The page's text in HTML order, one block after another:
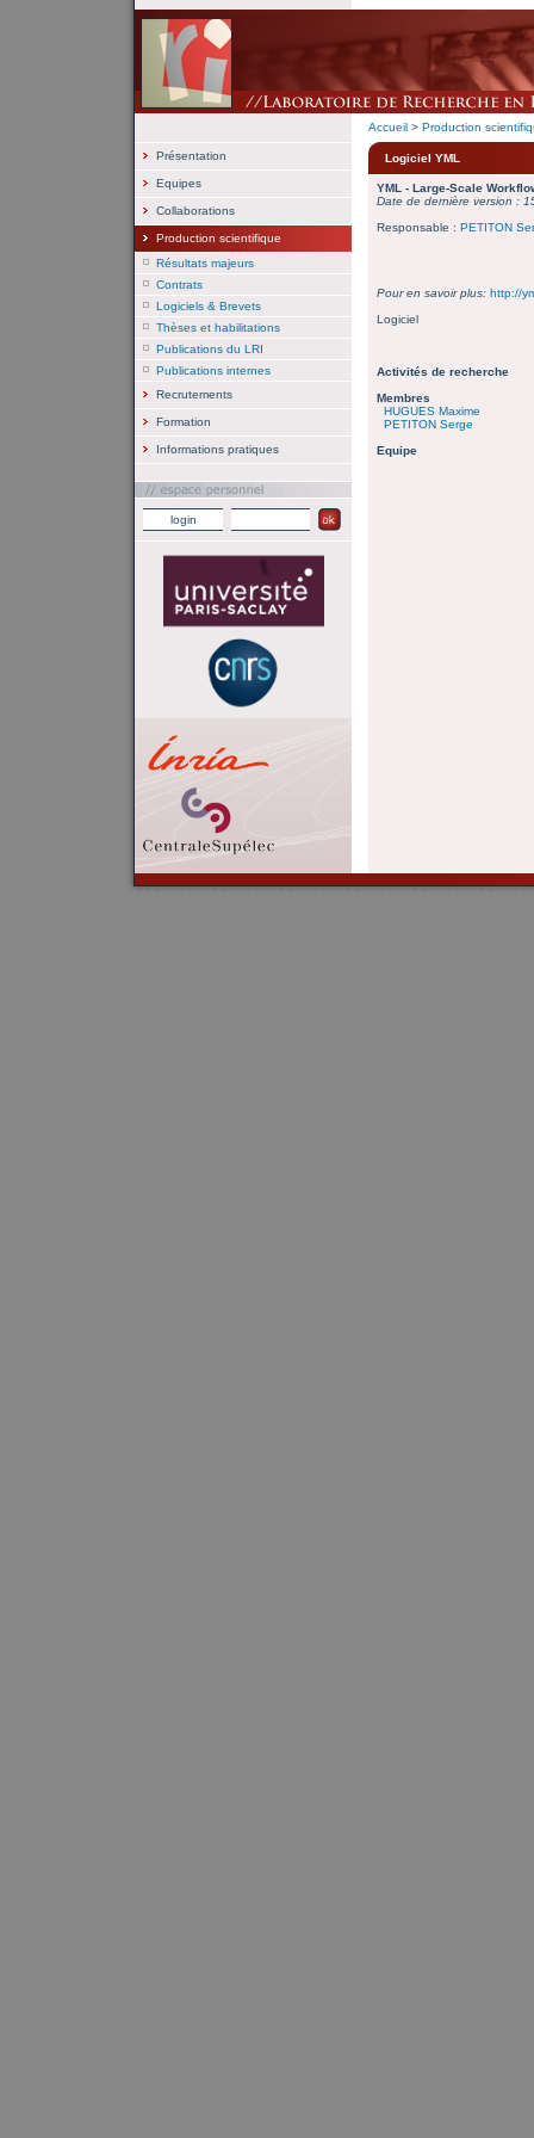
Accueil > Production
Présentation
Equipes
Collaborations
Production scientifique
Résultats majeurs
Contrats
Logiciels & Brevets
Thèses et habilitations
Publications du LRI
Publications internes
Recrutements
Formation
Informations pratiques
Logiciel YML
YML - Large-Scale
Date de dernière version :
Responsable : PETITON
Pour en savoir plus: http://
Logiciel
Activités de recherche
Membres
HUGUES Maxime
PETITON Serge
Equipe